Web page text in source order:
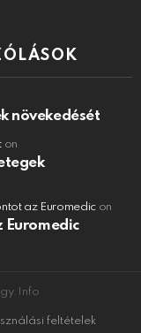
növekedését
on
az Euromedicon
Euromedic
feltételek